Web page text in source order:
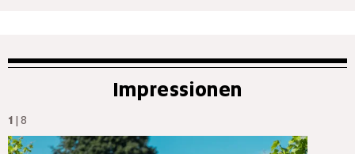
Impressionen
1 | 8